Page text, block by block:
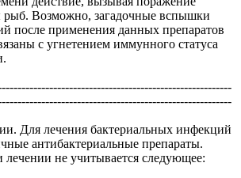
Возможно, загадочные вспышки
после применения данных препаратов
с угнетением иммунного статуса
Для лечения бактериальных инфекций
антибактериальные препараты.
лечении не учитывается следующее: